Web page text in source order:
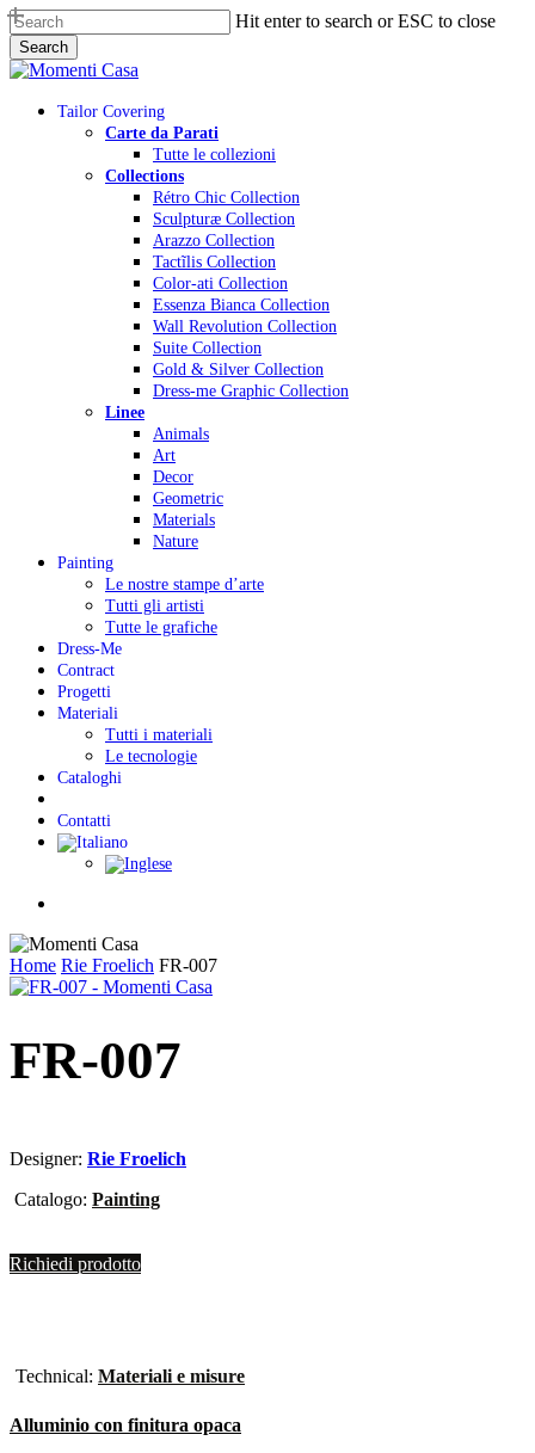
Skip
to
main
content
Hit enter to search or ESC to close
Search
Close
Menu
Tailor Covering
Carte da Parati
Tutte le collezioni
Collections
Rétro Chic Collection
Sculpturæ Collection
Arazzo Collection
Tactĩlis Collection
Color-ati Collection
Essenza Bianca Collection
Wall Revolution Collection
Suite Collection
Gold & Silver Collection
Dress-me Graphic Collection
Linee
Animals
Art
Decor
Geometric
Materials
Nature
Painting
Le nostre stampe d’arte
Tutti gli artisti
Tutte le grafiche
Dress-Me
Contract
Progetti
Materiali
Tutti i materiali
Le tecnologie
Cataloghi
Contatti
Home Rie Froelich FR-007
FR-007
Designer: Rie Froelich
Catalogo: Painting
Richiedi prodotto
Technical: Materiali e misure
Alluminio con finitura opaca